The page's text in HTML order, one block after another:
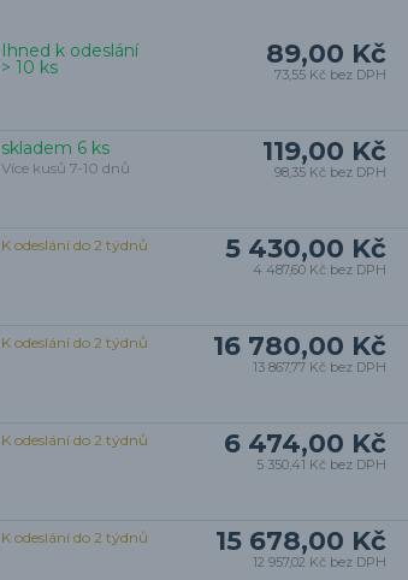
89,00 Kč
73,55 Kč bez DPH
Ihned k odeslání
> 10 ks
119,00 Kč
98,35 Kč bez DPH
skladem 6 ks
Více kusů 7-10 dnů
5 430,00 Kč
4 487,60 Kč bez DPH
K odeslání do 2 týdnů
16 780,00 Kč
13 867,77 Kč bez DPH
K odeslání do 2 týdnů
6 474,00 Kč
5 350,41 Kč bez DPH
K odeslání do 2 týdnů
15 678,00 Kč
12 957,02 Kč bez DPH
K odeslání do 2 týdnů